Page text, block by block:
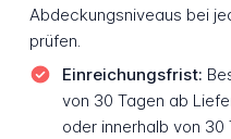
Abdeckungsniveaus bei
prüfen.
Einreichungsfrist:
von 30 Tagen ab
oder innerhalb von